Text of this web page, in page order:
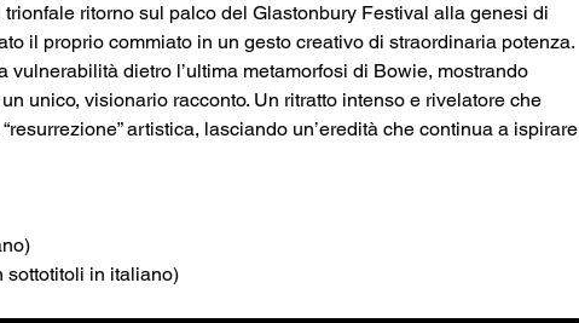
ritorno sul palco del Glastonbury Festival alla genesi di
il proprio commiato in un gesto creativo di straordinaria potenza.
dietro l’ultima metamorfosi di Bowie, mostrando
unico, visionario racconto. Un ritratto intenso e rivelatore che
artistica, lasciando un’eredità che continua a ispirare
sottotitoli in italiano)